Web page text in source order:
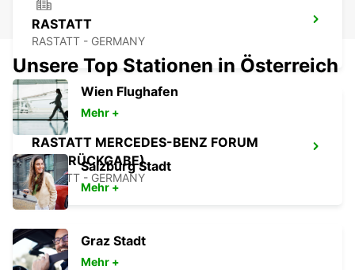
RASTATT
RASTATT - GERMANY
RASTATT MERCEDES-BENZ FORUM
(NUR RÜCKGABE)
RASTATT - GERMANY
Unsere Top Stationen in Österreich
Wien Flughafen
Mehr +
Salzburg Stadt
Mehr +
Graz Stadt
Mehr +